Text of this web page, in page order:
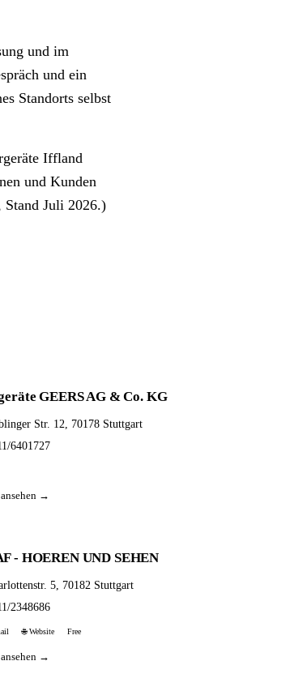
und im
und ein
Standorts selbst
Iffland
und Kunden
Stand Juli 2026.)
GEERS AG & Co. KG
Str. 12, 70178 Stuttgart
6401727
→
- HOEREN UND SEHEN
5, 70182 Stuttgart
2348686
🌐 Website Free
→